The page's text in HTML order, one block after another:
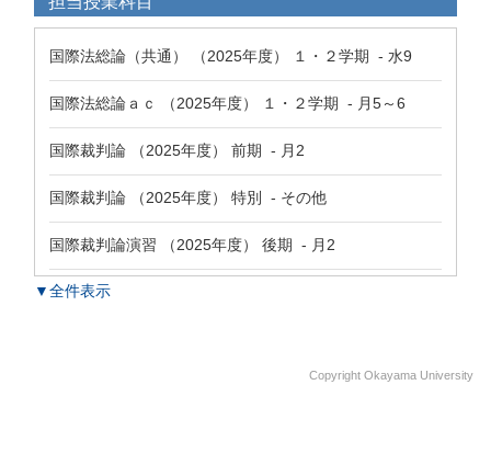
国際法総論（共通） （2025年度） １・２学期 - 水9
国際法総論ａｃ （2025年度） １・２学期 - 月5～6
国際裁判論 （2025年度） 前期 - 月2
国際裁判論 （2025年度） 特別 - その他
国際裁判論演習 （2025年度） 後期 - 月2
▼全件表示
Copyright Okayama University